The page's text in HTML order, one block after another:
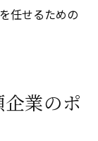
任せるための
業のポ